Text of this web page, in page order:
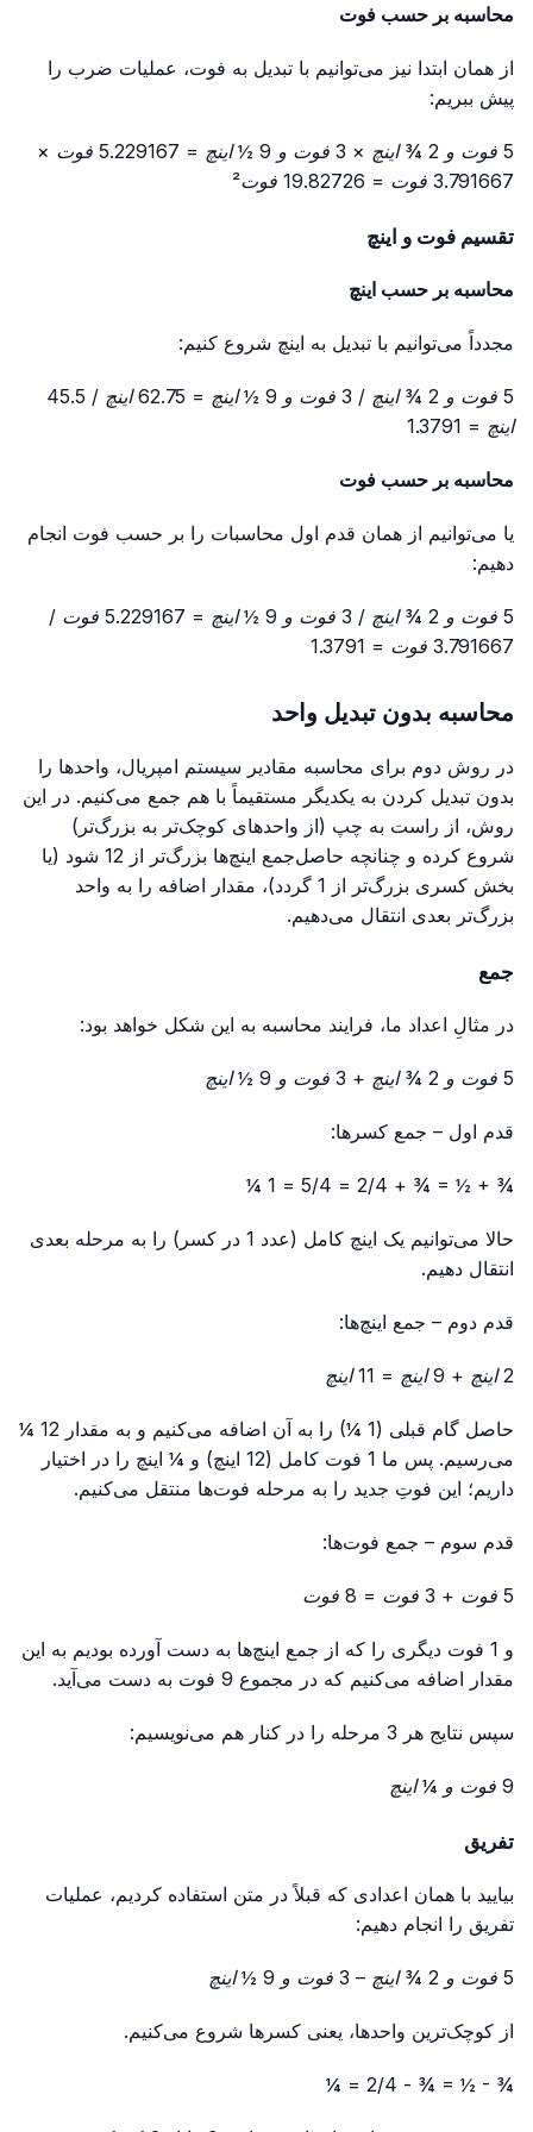
محاسبه بر حسب فوت
از همان ابتدا نیز می‌توانیم با تبدیل به فوت، عملیات ضرب را
پیش ببریم:
5 فوت و 2 ¾ اینچ × 3 فوت و 9 ½ اینچ = 5.229167 فوت ×
3.791667 فوت = 19.82726 فوت²
تقسیم فوت و اینچ
محاسبه بر حسب اینچ
مجدداً می‌توانیم با تبدیل به اینچ شروع کنیم:
5 فوت و 2 ¾ اینچ / 3 فوت و 9 ½ اینچ = 62.75 اینچ / 45.5
اینچ = 1.3791
محاسبه بر حسب فوت
یا می‌توانیم از همان قدم اول محاسبات را بر حسب فوت انجام
دهیم:
5 فوت و 2 ¾ اینچ / 3 فوت و 9 ½ اینچ = 5.229167 فوت /
3.791667 فوت = 1.3791
محاسبه بدون تبدیل واحد
در روش دوم برای محاسبه مقادیر سیستم امپریال، واحدها را
بدون تبدیل کردن به یکدیگر مستقیماً با هم جمع می‌کنیم. در این
روش، از راست به چپ (از واحدهای کوچک‌تر به بزرگ‌تر)
شروع کرده و چنانچه حاصل‌جمع اینچ‌ها بزرگ‌تر از 12 شود (یا
بخش کسری بزرگ‌تر از 1 گردد)، مقدار اضافه را به واحد
بزرگ‌تر بعدی انتقال می‌دهیم.
جمع
در مثالِ اعداد ما، فرایند محاسبه به این شکل خواهد بود:
5 فوت و 2 ¾ اینچ + 3 فوت و 9 ½ اینچ
قدم اول – جمع کسرها:
¾ + ½ = ¾ + 2/4 = 5/4 = 1 ¼
حالا می‌توانیم یک اینچ کامل (عدد 1 در کسر) را به مرحله بعدی
انتقال دهیم.
قدم دوم – جمع اینچ‌ها:
2 اینچ + 9 اینچ = 11 اینچ
حاصل گام قبلی (1 ¼) را به آن اضافه می‌کنیم و به مقدار 12 ¼
می‌رسیم. پس ما 1 فوت کامل (12 اینچ) و ¼ اینچ را در اختیار
داریم؛ این فوتِ جدید را به مرحله فوت‌ها منتقل می‌کنیم.
قدم سوم – جمع فوت‌ها:
5 فوت + 3 فوت = 8 فوت
و 1 فوت دیگری را که از جمع اینچ‌ها به دست آورده بودیم به این
مقدار اضافه می‌کنیم که در مجموع 9 فوت به دست می‌آید.
سپس نتایج هر 3 مرحله را در کنار هم می‌نویسیم:
9 فوت و ¼ اینچ
تفریق
بیایید با همان اعدادی که قبلاً در متن استفاده کردیم، عملیات
تفریق را انجام دهیم:
5 فوت و 2 ¾ اینچ – 3 فوت و 9 ½ اینچ
از کوچک‌ترین واحدها، یعنی کسرها شروع می‌کنیم.
¾ - ½ = ¾ - 2/4 = ¼